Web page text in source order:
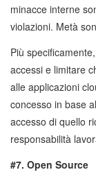
minacce interne
violazioni. Metà
Più
accessi e limitare
alle applicazioni
concesso in base
accesso di quello
responsabilità
#7. Open Source